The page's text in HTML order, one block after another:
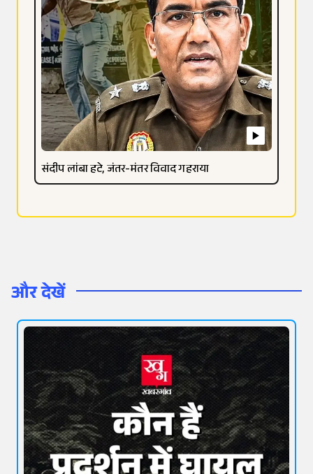
संदीप लांबा हटे, जंतर-मंतर विवाद गहराया
और देखें